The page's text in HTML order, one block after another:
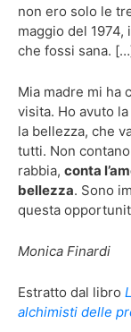
non ero solo le
maggio del 1974,
che fossi sana.
Mia madre mi ha
visita. Ho avuto
la bellezza, che
tutti. Non
rabbia, conta
bellezza. Sono
questa
Monica Finardi
Estratto dal libro
alchimisti delle